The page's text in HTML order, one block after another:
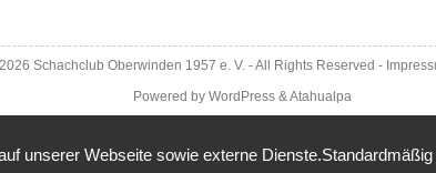
Schachclub Oberwinden 1957 e. V.- All Rights Reserved -
Powered by WordPress&Atahualpa
unserer Webseite sowie externe